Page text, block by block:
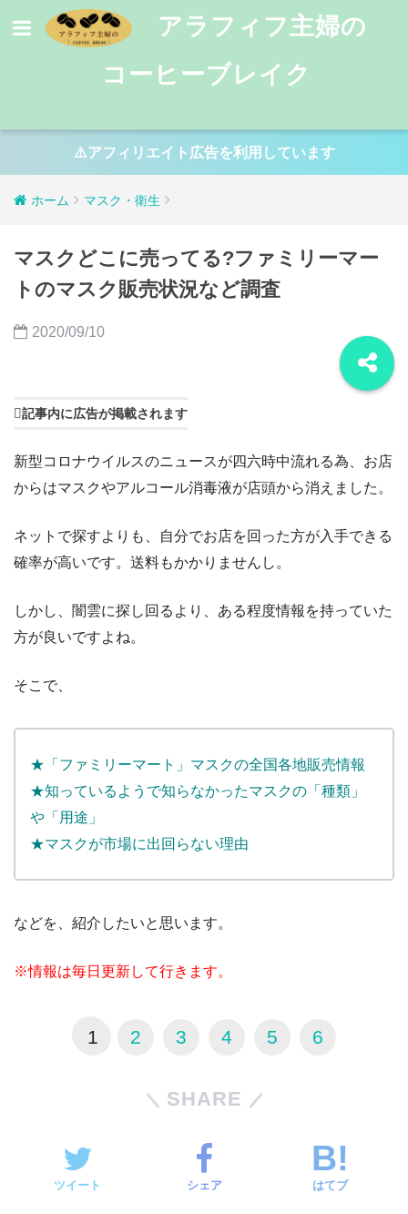
アラフィフ主婦の
コーヒーブレイク
⚠️アフィリエイト広告を利用しています
ホーム マスク・衛生
マスクどこに売ってる?ファミリーマー
トのマスク販売状況など調査
2020/09/10
記事内に広告が掲載されます
新型コロナウイルスのニュースが四六時中流れる為、お店
からはマスクやアルコール消毒液が店頭から消えました。
ネットで探すよりも、自分でお店を回った方が入手できる
確率が高いです。送料もかかりませんし。
しかし、闇雲に探し回るより、ある程度情報を持っていた
方が良いですよね。
そこで、
★「ファミリーマート」マスクの全国各地販売情報
★知っているようで知らなかったマスクの「種類」
や「用途」
★マスクが市場に出回らない理由
などを、紹介したいと思います。
※情報は毎日更新して行きます。
1 2 3 4 5 6
SHARE
ツイート シェア はてブ